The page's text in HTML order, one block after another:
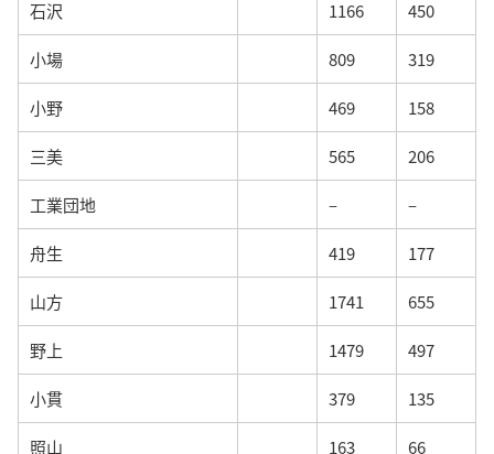
石沢 1166 450
小場 809 319
小野 469 158
三美 565 206
工業団地 – –
舟生 419 177
山方 1741 655
野上 1479 497
小貫 379 135
照山 163 66